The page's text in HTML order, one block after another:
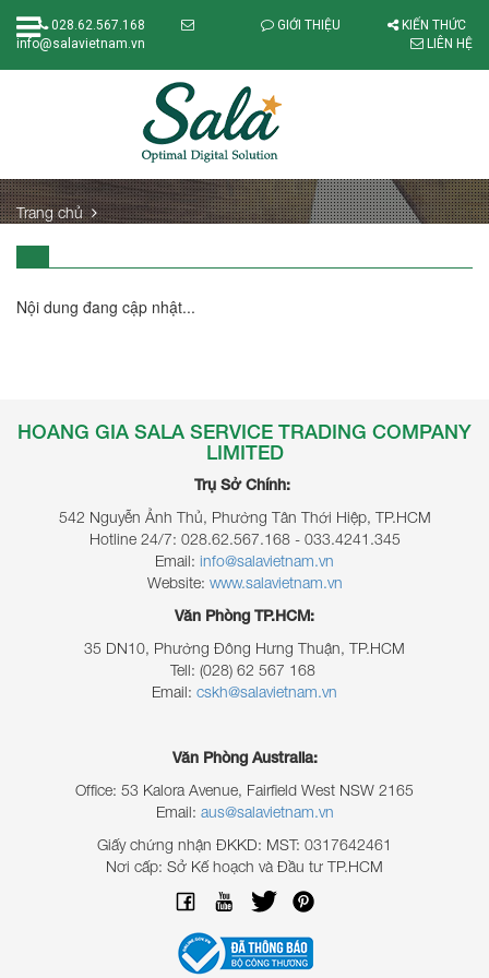
028.62.567.168
info@salavietnam.vn
GIỚI THIỆU
KIẾN THỨC
LIÊN HỆ
Trang chủ
Nội dung đang cập nhật...
HOANG GIA SALA SERVICE TRADING COMPANY
LIMITED
Trụ Sở Chính:
542 Nguyễn Ảnh Thủ, Phường Tân Thới Hiệp, TP.HCM
Hotline 24/7: 028.62.567.168 - 033.4241.345
Email: info@salavietnam.vn
Website: www.salavietnam.vn
Văn Phòng TP.HCM:
35 DN10, Phường Đông Hưng Thuận, TP.HCM
Tell: (028) 62 567 168
Email: cskh@salavietnam.vn
Văn Phòng Australia:
Office: 53 Kalora Avenue, Fairfield West NSW 2165
Email: aus@salavietnam.vn
Giấy chứng nhận ĐKKD: MST: 0317642461
Nơi cấp: Sở Kế hoạch và Đầu tư TP.HCM